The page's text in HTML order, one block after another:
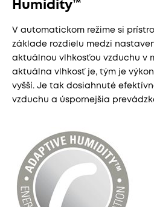
Humidity™
V automatickom režime si
základe rozdielu medzi
aktuálnou vlhkosťou vzduchu v
aktuálna vlhkosť je, tým je
vyšší. Je tak dosiahnuté
vzduchu a úspornejšia